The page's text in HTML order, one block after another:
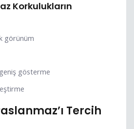
Korkulukların
görünüm
geniş gösterme
Tercih